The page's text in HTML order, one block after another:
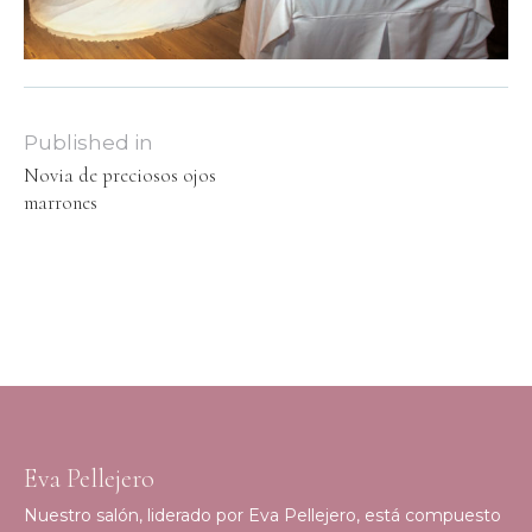
Published in
Novia de preciosos ojos
marrones
Eva Pellejero
Nuestro salón, liderado por Eva Pellejero, está compuesto